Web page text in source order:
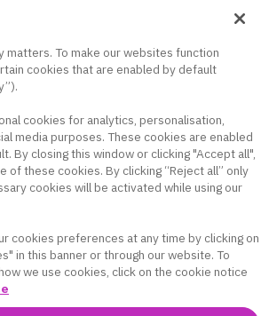
トサイト ｜サイトマップ｜プラ
リシー
｜クッキー設定｜サイト
は、日本国内の医療関係者の方を対象に
・マイヤーズ スクイブ株式会社の医療用
正にご使用いただくために作成したもの
matters. To make our websites function
cookies that are enabled by default
cookies for analytics, personalisation,
media purposes. These cookies are enabled
By closing this window or clicking "Accept all",
of these cookies. By clicking “Reject all” only
cookies will be activated while using our
cookies preferences at any time by clicking on
in this banner or through our website. To
we use cookies, click on the cookie notice